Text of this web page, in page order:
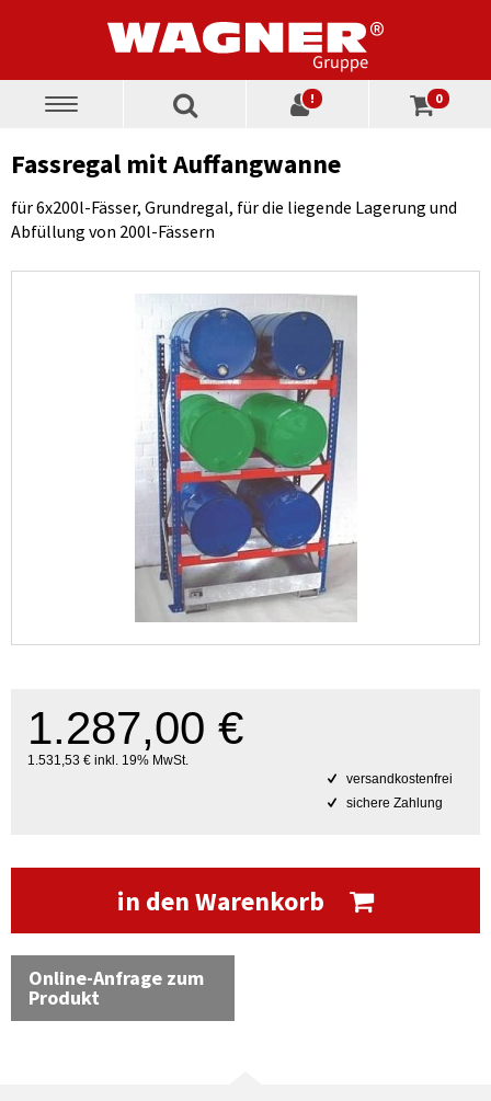
Toggle
! 0
Fassregal mit Auffangwanne
für 6x200l-Fässer, Grundregal, für die liegende Lagerung und
Abfüllung von 200l-Fässern
1.287,00 €
1.531,53 € inkl. 19% MwSt.
versandkostenfrei
sichere Zahlung
in den Warenkorb
Online-Anfrage zum
Produkt